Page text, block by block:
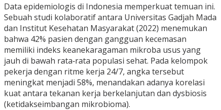
Data epidemiologis di Indonesia memperkuat temuan ini.
Sebuah studi kolaboratif antara Universitas Gadjah Mada
dan Institut Kesehatan Masyarakat (2022) menemukan
bahwa 42% pasien dengan gangguan kecemasan
memiliki indeks keanekaragaman mikroba usus yang
jauh di bawah rata‑rata populasi sehat. Pada kelompok
pekerja dengan ritme kerja 24/7, angka tersebut
meningkat menjadi 58%, menandakan adanya korelasi
kuat antara tekanan kerja berkelanjutan dan dysbiosis
(ketidakseimbangan mikrobioma).